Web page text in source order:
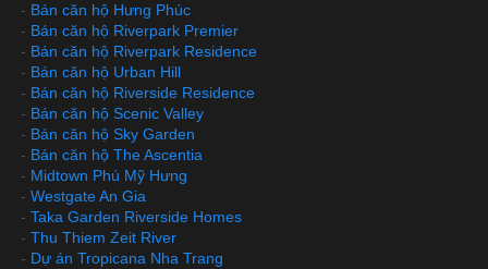
- Bán căn hộ Hưng Phúc
- Bán căn hộ Riverpark Premier
- Bán căn hộ Riverpark Residence
- Bán căn hộ Urban Hill
- Bán căn hộ Riverside Residence
- Bán căn hộ Scenic Valley
- Bán căn hộ Sky Garden
- Bán căn hộ The Ascentia
- Midtown Phú Mỹ Hưng
- Westgate An Gia
- Taka Garden Riverside Homes
- Thu Thiem Zeit River
- Dự án Tropicana Nha Trang